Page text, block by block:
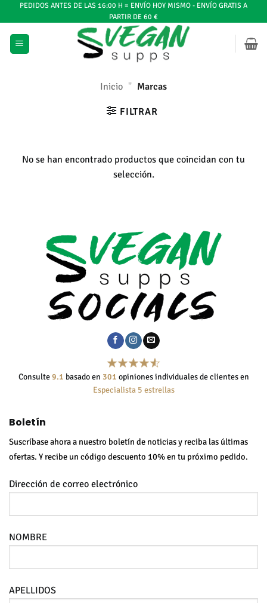
al
contenido
PEDIDOS ANTES DE LAS 16:00 H = ENVÍO HOY MISMO - ENVÍO GRATIS A
PARTIR DE 60 €
Inicio " Marcas
FILTRAR
No se han encontrado productos que coincidan con tu
selección.
Consulte9.1 basado en 301 opiniones individuales de clientes en
Especialista 5 estrellas
Boletín
Suscríbase ahora a nuestro boletín de noticias y reciba las últimas
ofertas. Y recibe un código descuento 10% en tu próximo pedido.
Dirección de correo electrónico
NOMBRE
APELLIDOS